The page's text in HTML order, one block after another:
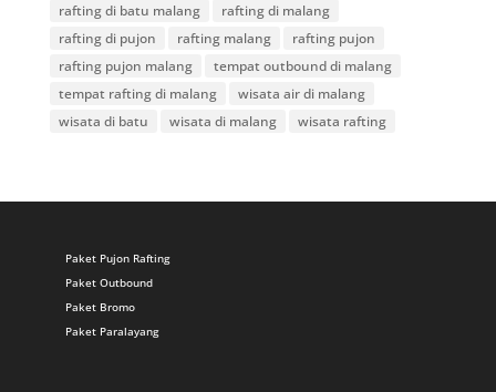
rafting di batu malang
rafting di malang
rafting di pujon
rafting malang
rafting pujon
rafting pujon malang
tempat outbound di malang
tempat rafting di malang
wisata air di malang
wisata di batu
wisata di malang wisata rafting
Paket Pujon Rafting
Paket Outbound
Paket Bromo
Paket Paralayang